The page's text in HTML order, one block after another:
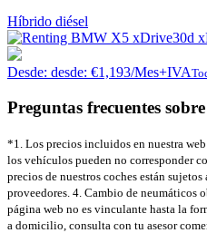
Híbrido diésel
Desde: desde: €1,193/Mes+IVA
Preguntas frecuentes
*1. Los precios incluidos en nuestra
los vehículos pueden no corresponder
precios de nuestros coches están
proveedores. 4. Cambio de neumáticos
página web no es vinculante hasta la
a domicilio, consulta con tu asesor